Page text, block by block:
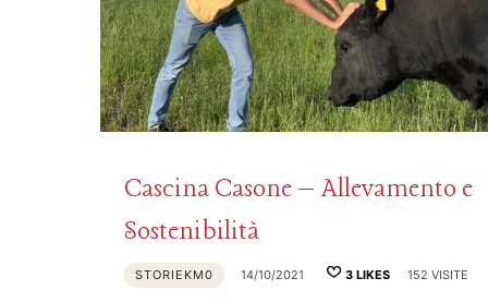
Cascina Casone – Allevamento e
Sostenibilità
STORIEKM0 14/10/2021 3 LIKES 152 VISITE